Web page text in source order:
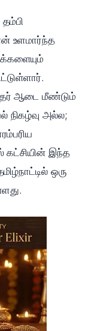
உளமார்ந்த
ஆடை மீண்டும்
நிகழ்வு அல்ல;
கட்சியின் இந்த
ஒரு